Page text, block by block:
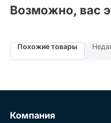
Возможно, вас
Похожие товары
Компания